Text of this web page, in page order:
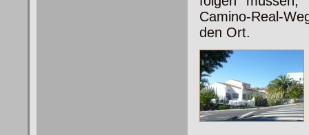
Camino-Real-
den Ort.